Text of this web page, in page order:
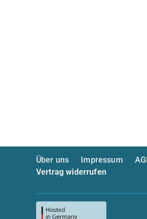
Über uns Impressum
Vertrag widerrufen